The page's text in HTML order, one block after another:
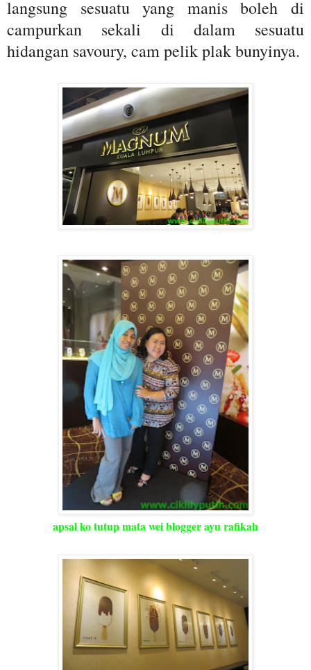
langsung sesuatu yang manis boleh di
campurkan sekali di dalam sesuatu
hidangan savoury, cam pelik plak bunyinya.
apsal ko tutup mata wei blogger ayu rafikah